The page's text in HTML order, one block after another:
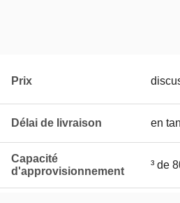
Prix
Délai de livraison en
Capacité
d'approvisionnement
³ de